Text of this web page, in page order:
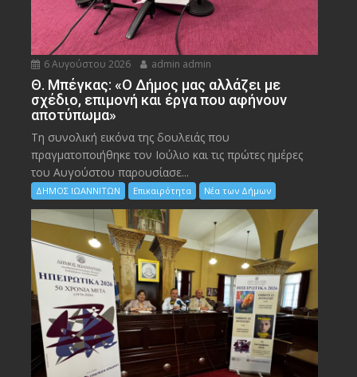
6 Αυγούστου 2026 admin admin
Θ. Μπέγκας: «Ο Δήμος μας αλλάζει με
σχέδιο, επιμονή και έργα που αφήνουν
αποτύπωμα»
Τη συνολική εικόνα της δουλειάς που
πραγματοποιήθηκε τον Ιούλιο και τις πρώτες ημέρες
του Αυγούστου παρουσίασε...
ΔΗΜΟΣ ΙΩΑΝΝΙΤΩΝ Επικαιρότητα Νέα των Δήμων